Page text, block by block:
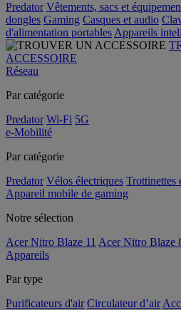
Predator Vêtements, sacs et
dongles Gaming Casques et audio
d'alimentation portables Appareils
ACCESSOIRE
Réseau
Par catégorie
Predator Wi-Fi 5G
e-Mobilité
Par catégorie
Predator Vélos électriques Trottinettes
Appareil mobile de gaming
Notre sélection
Acer Nitro Blaze 11 Acer Nitro Blaze
Appareils
Par type
Purificateurs d'air Circulateur d’air